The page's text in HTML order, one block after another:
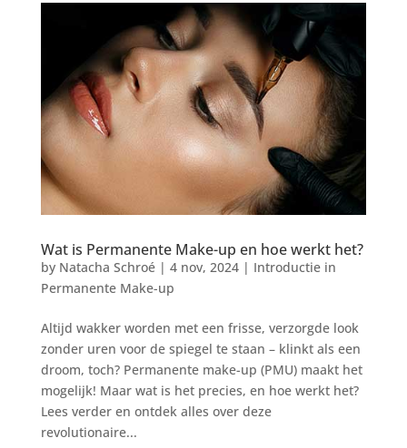
Wat is Permanente Make-up en hoe werkt het?
by Natacha Schroé| 4 nov, 2024| Introductie in
Permanente Make-up
Altijd wakker worden met een frisse, verzorgde look
zonder uren voor de spiegel te staan – klinkt als een
droom, toch? Permanente make-up (PMU) maakt het
mogelijk! Maar wat is het precies, en hoe werkt het?
Lees verder en ontdek alles over deze
revolutionaire...